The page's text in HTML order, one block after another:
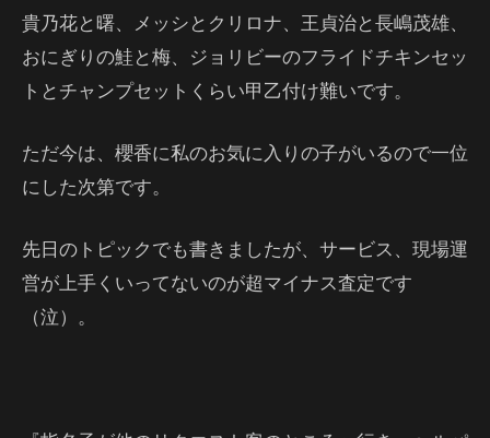
貴乃花と曙、メッシとクリロナ、王貞治と長嶋茂雄、
おにぎりの鮭と梅、ジョリビーのフライドチキンセッ
トとチャンプセットくらい甲乙付け難いです。
ただ今は、櫻香に私のお気に入りの子がいるので一位
にした次第です。
先日のトピックでも書きましたが、サービス、現場運
営が上手くいってないのが超マイナス査定です
（泣）。